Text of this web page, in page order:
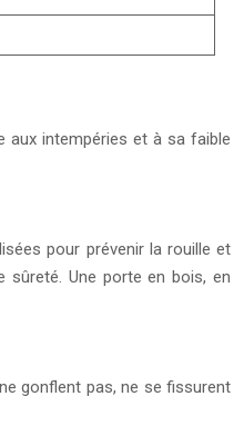
aux intempéries et à sa faible
pour prévenir la rouille et
sûreté. Une porte en bois, en
gonflent pas, ne se fissurent